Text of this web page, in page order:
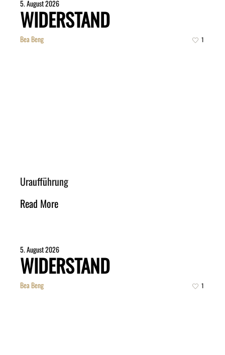
5. August 2026
WIDERSTAND
Bea Beng 1
Uraufführung
Read More
5. August 2026
WIDERSTAND
Bea Beng 1